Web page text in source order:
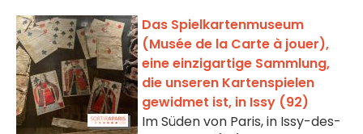
Das Spielkartenmuseum
(Musée de la Carte à jouer),
eine einzigartige Sammlung,
die unseren Kartenspielen
gewidmet ist, in Issy (92)
Im Süden von Paris, in Issy-des-